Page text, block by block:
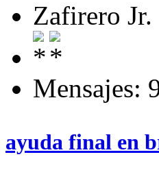
Zafirero Jr.
Mensajes:
ayuda final en